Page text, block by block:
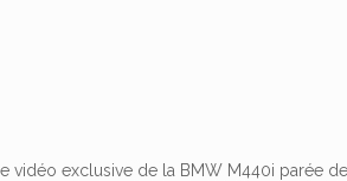
vidéo exclusive de la BMW M440i parée